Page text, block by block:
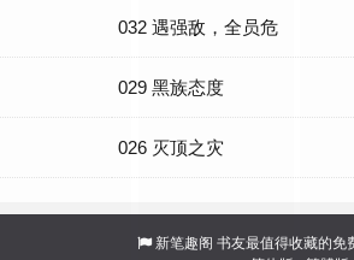
032 遇强敌，全员危
029 黑族态度
026 灭顶之灾
新笔趣阁 书友最值得收藏的免